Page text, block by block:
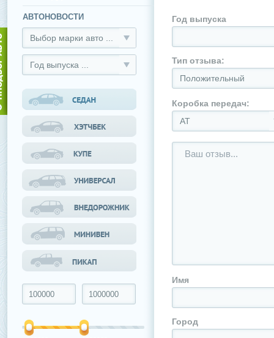
АВТОНОВОСТИ
Выбор марки авто ...
Год выпуска ...
Год выпуска
Тип отзыва:
Положительный
Коробка передач:
АТ
Имя
Город